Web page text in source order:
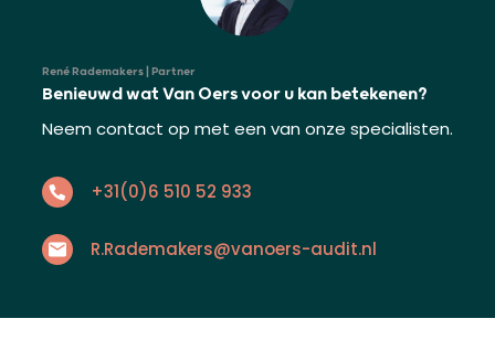
René Rademakers | Partner
Benieuwd wat Van Oers voor u kan betekenen?
Neem contact op met een van onze specialisten.
+31(0)6 510 52 933
R.Rademakers@vanoers-audit.nl